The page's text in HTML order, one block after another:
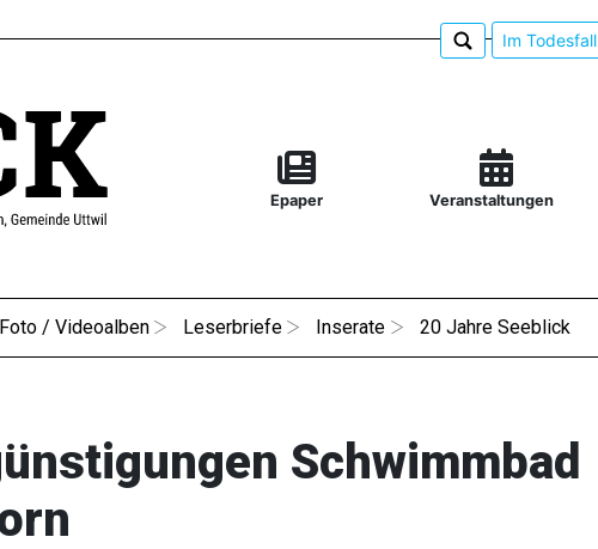
Im Todesfall
Epaper Veranstaltungen
Foto / Videoalben Leserbriefe Inserate 20 Jahre Seeblick
Schwimmbad